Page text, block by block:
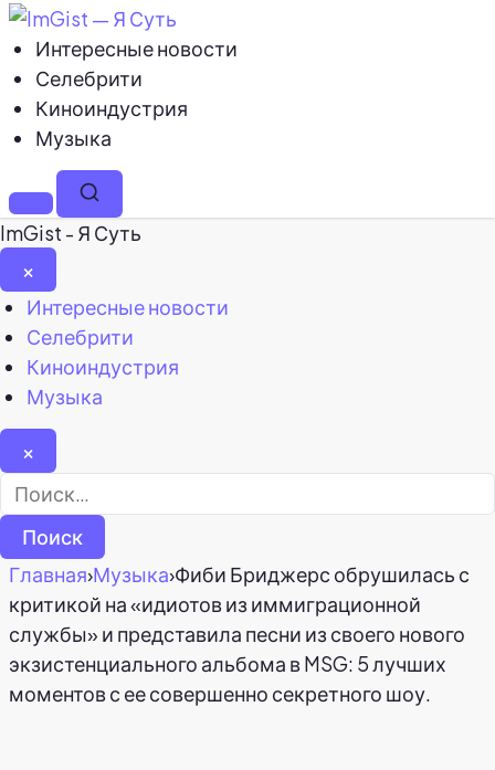
Интересные новости
Селебрити
Киноиндустрия
Музыка
МенюПоиск
ImGist - Я Суть
×
Закрыть
меню
Интересные новости
Селебрити
Киноиндустрия
Музыка
×
Найти:
Главная›Музыка›Фиби Бриджерс обрушилась с
критикой на «идиотов из иммиграционной
службы» и представила песни из своего нового
экзистенциального альбома в MSG: 5 лучших
моментов с ее совершенно секретного шоу.